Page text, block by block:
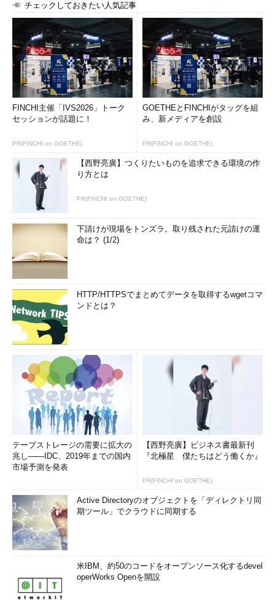
チェックしておきたい人気記事
FINCHI主催「IVS2026」トーク
セッションが話題に！
PR(FINCHI on GOETHE)
GOETHEとFINCHIがタッグを組
み、新メディアを創設
PR(FINCHI on GOETHE)
【西野亮廣】つくりたいものを追求できる環境の作
り方とは
PR(FINCHI on GOETHE)
下請けが現場をトンズラ。取り残された元請けの運
命は？ (1/2)
HTTP/HTTPSでまとめてデータを取得するwgetコマ
ンドとは？
テープストレージの需要に拡大の
兆し――IDC、2019年までの国内
市場予測を発表
【西野亮廣】ビジネス書最新刊
『北極星 僕たちはどう働くか』
PR(FINCHI on GOETHE)
Active Directoryのオブジェクトを「ディレクトリ同
期ツール」でクラウドに同期する
米IBM、約50のコードをオープンソース化するdevel
operWorks Openを開設